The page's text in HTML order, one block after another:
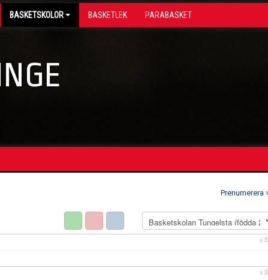
BASKETSKOLOR BASKETLEK PARABASKET
Prenumerera